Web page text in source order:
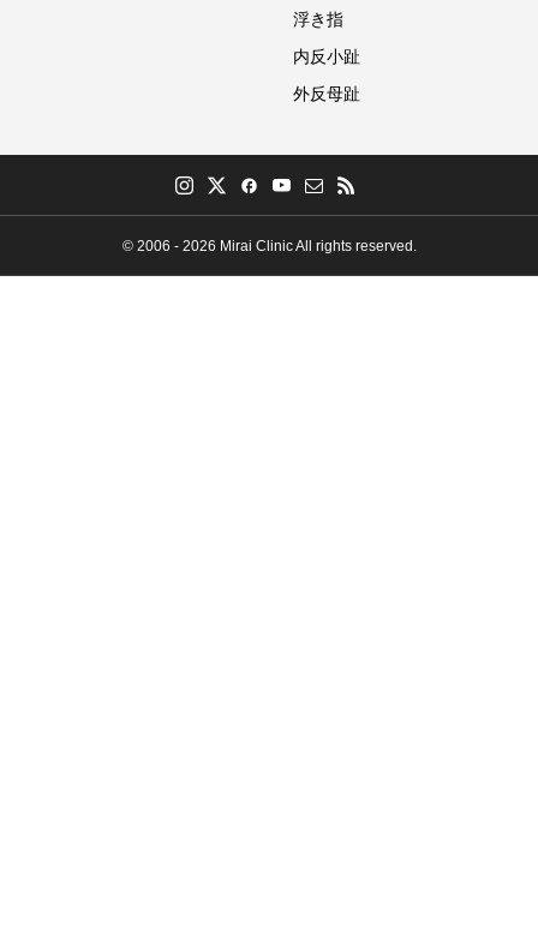
浮き指
内反小趾
外反母趾
© 2006 - 2026 Mirai Clinic All rights reserved.